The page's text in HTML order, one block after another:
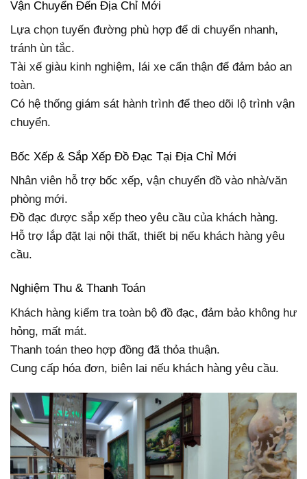
Vận Chuyển Đến Địa Chỉ Mới
Lựa chọn tuyến đường phù hợp để di chuyển nhanh,
tránh ùn tắc.
Tài xế giàu kinh nghiệm, lái xe cẩn thận để đảm bảo an
toàn.
Có hệ thống giám sát hành trình để theo dõi lộ trình vận
chuyển.
Bốc Xếp & Sắp Xếp Đồ Đạc Tại Địa Chỉ Mới
Nhân viên hỗ trợ bốc xếp, vận chuyển đồ vào nhà/văn
phòng mới.
Đồ đạc được sắp xếp theo yêu cầu của khách hàng.
Hỗ trợ lắp đặt lại nội thất, thiết bị nếu khách hàng yêu
cầu.
Nghiệm Thu & Thanh Toán
Khách hàng kiểm tra toàn bộ đồ đạc, đảm bảo không hư
hỏng, mất mát.
Thanh toán theo hợp đồng đã thỏa thuận.
Cung cấp hóa đơn, biên lai nếu khách hàng yêu cầu.